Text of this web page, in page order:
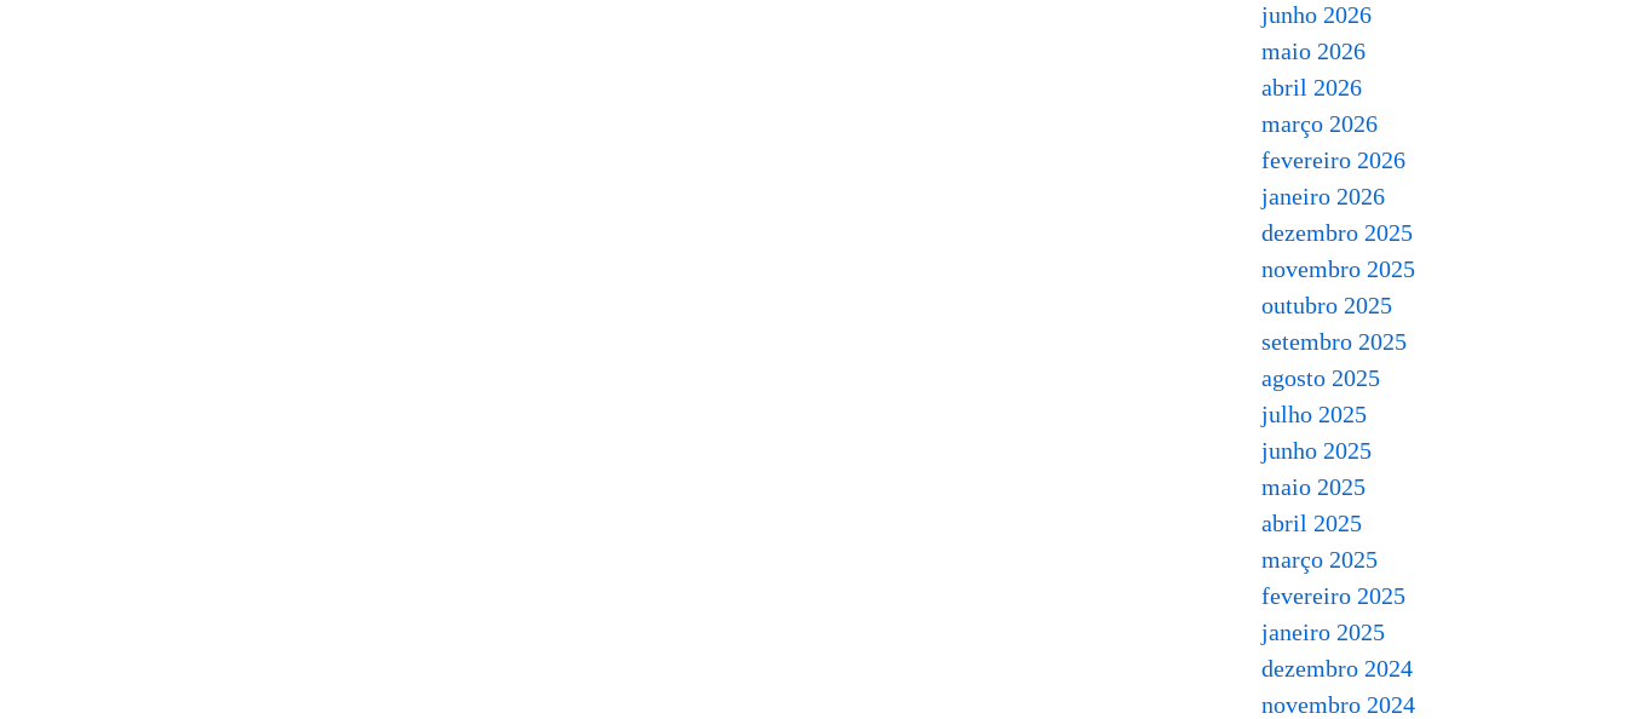
junho 2026
maio 2026
abril 2026
março 2026
fevereiro 2026
janeiro 2026
dezembro 2025
novembro 2025
outubro 2025
setembro 2025
agosto 2025
julho 2025
junho 2025
maio 2025
abril 2025
março 2025
fevereiro 2025
janeiro 2025
dezembro 2024
novembro 2024